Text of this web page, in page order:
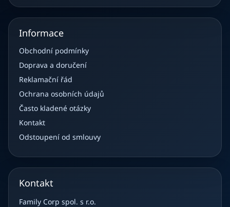
Informace
Obchodní podmínky
Doprava a doručení
Reklamační řád
Ochrana osobních údajů
Často kladené otázky
Kontakt
Odstoupení od smlouvy
Kontakt
Family Corp spol. s r.o.